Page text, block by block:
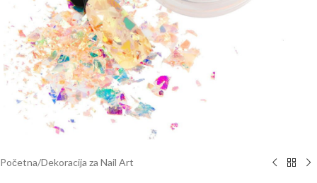
Početna/Dekoracija za Nail Art